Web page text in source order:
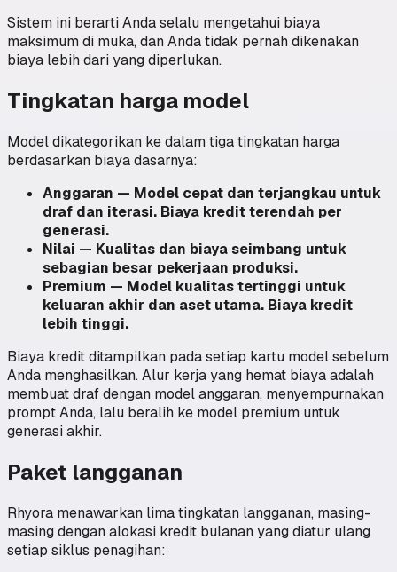
Sistem ini berarti Anda selalu mengetahui biaya
maksimum di muka, dan Anda tidak pernah dikenakan
biaya lebih dari yang diperlukan.
Tingkatan harga model
Model dikategorikan ke dalam tiga tingkatan harga
berdasarkan biaya dasarnya:
Anggaran — Model cepat dan terjangkau untuk
draf dan iterasi. Biaya kredit terendah per
generasi.
Nilai — Kualitas dan biaya seimbang untuk
sebagian besar pekerjaan produksi.
Premium — Model kualitas tertinggi untuk
keluaran akhir dan aset utama. Biaya kredit
lebih tinggi.
Biaya kredit ditampilkan pada setiap kartu model sebelum
Anda menghasilkan. Alur kerja yang hemat biaya adalah
membuat draf dengan model anggaran, menyempurnakan
prompt Anda, lalu beralih ke model premium untuk
generasi akhir.
Paket langganan
Rhyora menawarkan lima tingkatan langganan, masing-
masing dengan alokasi kredit bulanan yang diatur ulang
setiap siklus penagihan: